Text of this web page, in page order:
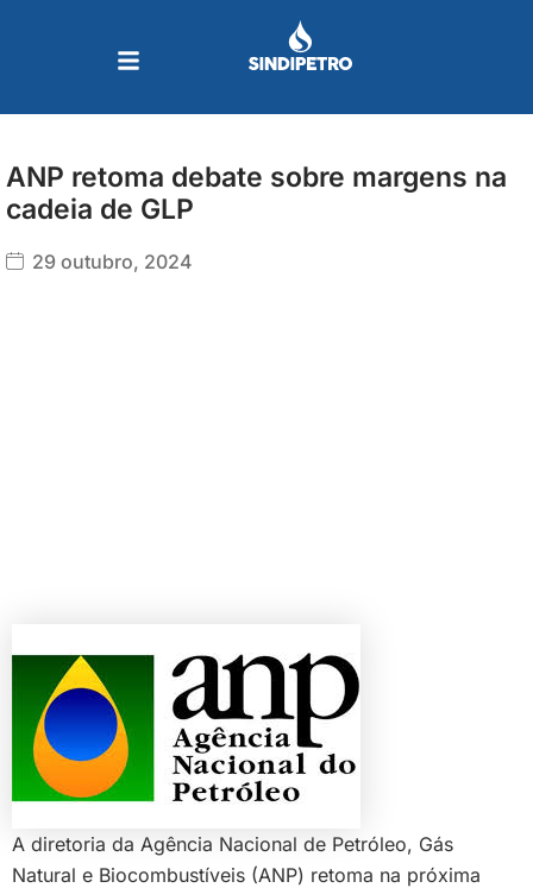
ANP retoma debate sobre margens na
cadeia de GLP
29 outubro, 2024
A diretoria da Agência Nacional de Petróleo, Gás
Natural e Biocombustíveis (ANP) retoma na próxima